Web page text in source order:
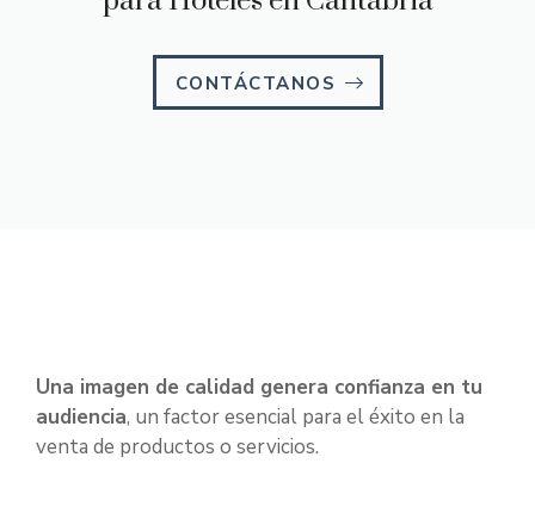
CONTÁCTANOS
Una imagen de calidad genera confianza en tu
audiencia, un factor esencial para el éxito en la
venta de productos o servicios.